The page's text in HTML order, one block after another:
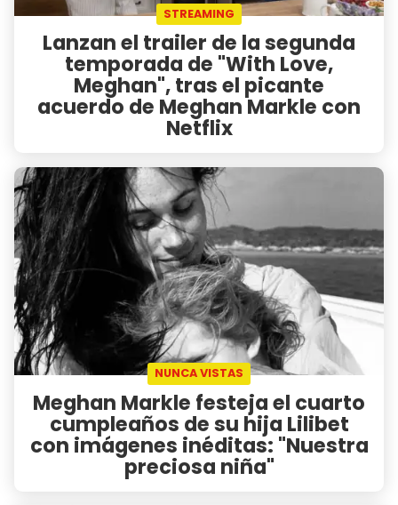
STREAMING
Lanzan el trailer de la segunda
temporada de "With Love,
Meghan", tras el picante
acuerdo de Meghan Markle con
Netflix
NUNCA VISTAS
Meghan Markle festeja el cuarto
cumpleaños de su hija Lilibet
con imágenes inéditas: "Nuestra
preciosa niña"